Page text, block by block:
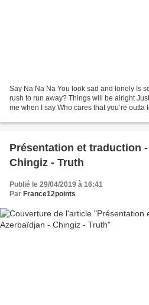
Say Na Na Na You look sad and lonely Is
rush to run away? Things will be alright
me when I say Who cares that you’re
Présentation et traduction
Chingiz - Truth
Publié le 29/04/2019 à 16:41
Par France12points